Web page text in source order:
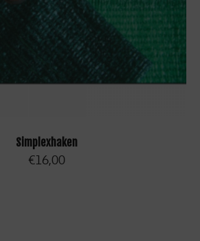
AAN WINKELWAGEN
Simplexhaken
€16,00